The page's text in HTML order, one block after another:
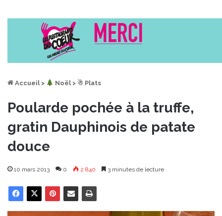
Accueil > ︎ Noël > ☃ Plats
Poularde pochée à la truffe,
gratin Dauphinois de patate
douce
10 mars 2013 0 2 840 3 minutes de lecture